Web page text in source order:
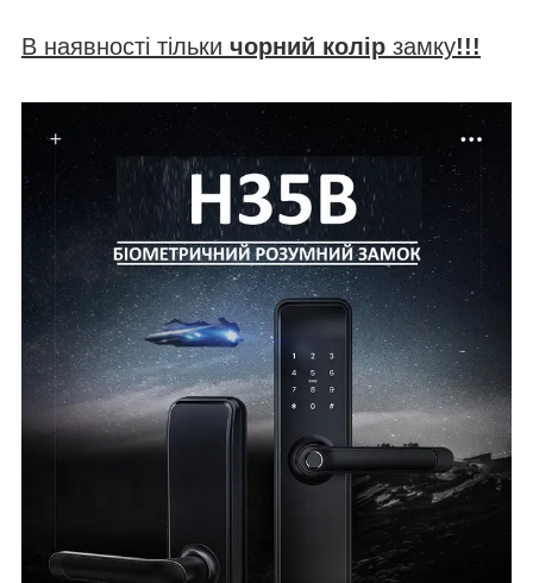
В наявності тільки чорний колір замку!!!